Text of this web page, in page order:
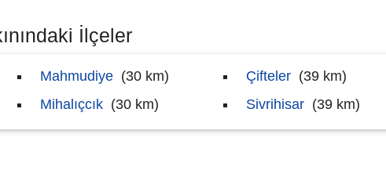
İlçeler
Mahmudiye (30 km)
Mihalıçcık (30 km)
Çifteler (39 km)
Sivrihisar (39 km)